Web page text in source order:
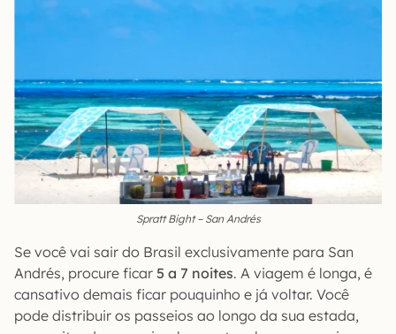
Spratt Bight – San Andrés
Se você vai sair do Brasil exclusivamente para San
Andrés, procure ficar 5 a 7 noites. A viagem é longa, é
cansativo demais ficar pouquinho e já voltar. Você
pode distribuir os passeios ao longo da sua estada,